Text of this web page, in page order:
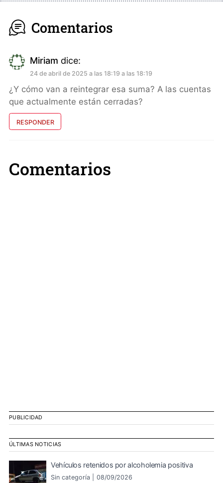
Comentarios
Miriam dice:
24 de abril de 2025 a las 18:19 a las 18:19
¿Y cómo van a reintegrar esa suma? A las cuentas
que actualmente están cerradas?
RESPONDER
Comentarios
PUBLICIDAD
ÚLTIMAS NOTICIAS
Vehículos retenidos por alcoholemia positiva
Sin categoría | 08/09/2026